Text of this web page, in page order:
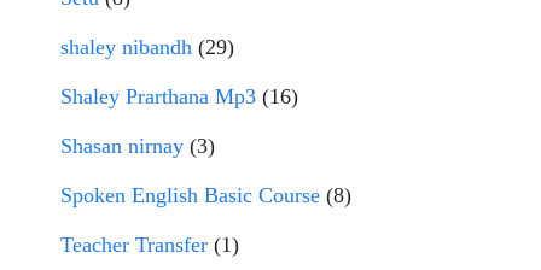
shaley nibandh (29)
Shaley Prarthana Mp3 (16)
Shasan nirnay (3)
Spoken English Basic Course (8)
Teacher Transfer (1)